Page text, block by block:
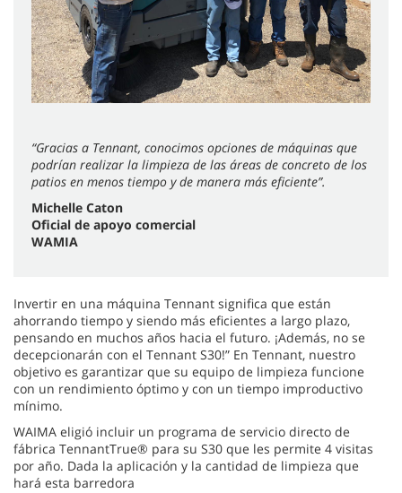
“Gracias a Tennant, conocimos opciones de máquinas que
podrían realizar la limpieza de las áreas de concreto de los
patios en menos tiempo y de manera más eficiente”.
Michelle Caton
Oficial de apoyo comercial
WAMIA
Invertir en una máquina Tennant significa que están
ahorrando tiempo y siendo más eficientes a largo plazo,
pensando en muchos años hacia el futuro. ¡Además, no se
decepcionarán con el Tennant S30!” En Tennant, nuestro
objetivo es garantizar que su equipo de limpieza funcione
con un rendimiento óptimo y con un tiempo improductivo
mínimo.
WAIMA eligió incluir un programa de servicio directo de
fábrica TennantTrue® para su S30 que les permite 4 visitas
por año. Dada la aplicación y la cantidad de limpieza que
hará esta barredora